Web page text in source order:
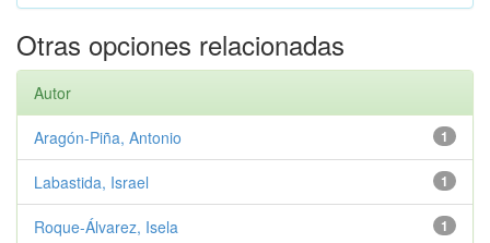
Otras opciones relacionadas
Autor
1
Aragón-Piña, Antonio
1
Labastida, Israel
1
Roque-Álvarez, Isela